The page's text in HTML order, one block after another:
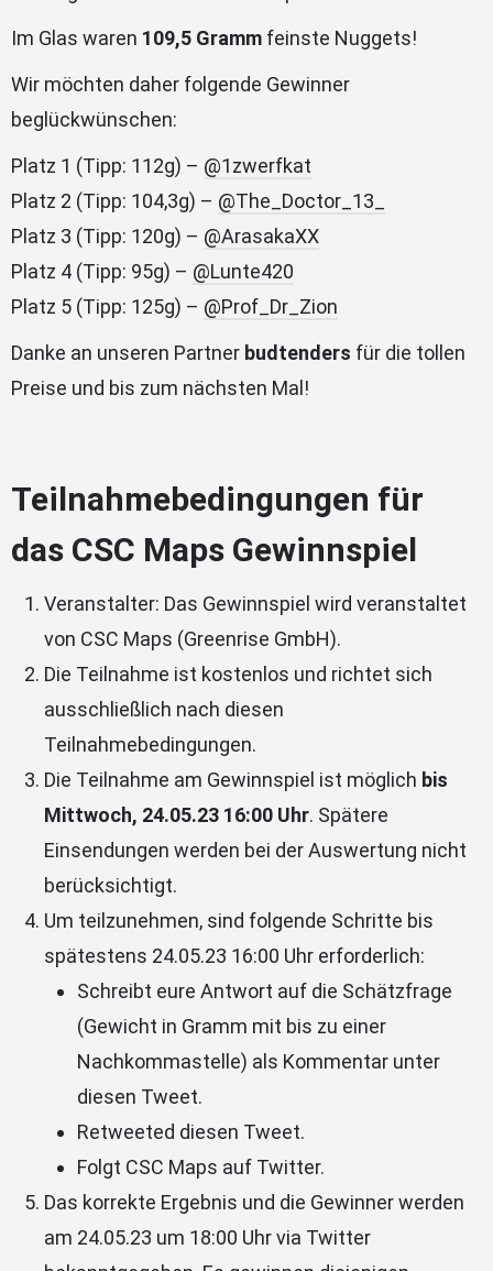
Im Glas waren 109,5 Gramm feinste Nuggets!
Wir möchten daher folgende Gewinner
beglückwünschen:
Platz 1 (Tipp: 112g) – @1zwerfkat
Platz 2 (Tipp: 104,3g) – @The_Doctor_13_
Platz 3 (Tipp: 120g) – @ArasakaXX
Platz 4 (Tipp: 95g) – @Lunte420
Platz 5 (Tipp: 125g) – @Prof_Dr_Zion
Danke an unseren Partner budtenders für die tollen
Preise und bis zum nächsten Mal!
Teilnahmebedingungen für
das CSC Maps Gewinnspiel
Veranstalter: Das Gewinnspiel wird veranstaltet
von CSC Maps (Greenrise GmbH).
Die Teilnahme ist kostenlos und richtet sich
ausschließlich nach diesen
Teilnahmebedingungen.
Die Teilnahme am Gewinnspiel ist möglich bis
Mittwoch, 24.05.23 16:00 Uhr. Spätere
Einsendungen werden bei der Auswertung nicht
berücksichtigt.
Um teilzunehmen, sind folgende Schritte bis
spätestens 24.05.23 16:00 Uhr erforderlich:
Schreibt eure Antwort auf die Schätzfrage
(Gewicht in Gramm mit bis zu einer
Nachkommastelle) als Kommentar unter
diesen Tweet.
Retweeted diesen Tweet.
Folgt CSC Maps auf Twitter.
Das korrekte Ergebnis und die Gewinner werden
am 24.05.23 um 18:00 Uhr via Twitter